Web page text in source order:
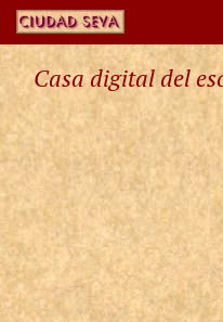
Casa digital del